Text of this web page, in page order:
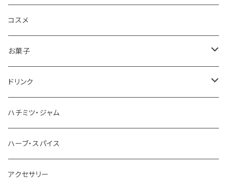
コスメ
お菓子
チョコレート
ドリンク
お茶
ホットチョコレート
ハチミツ・ジャム
ハーブ・スパイス
アクセサリー